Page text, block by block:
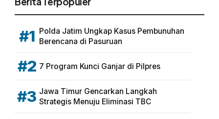
#1 Polda Jatim Ungkap Kasus Pembunuhan
Berencana di Pasuruan
#2 7 Program Kunci Ganjar di Pilpres
#3 Jawa Timur Gencarkan Langkah
Strategis Menuju Eliminasi TBC